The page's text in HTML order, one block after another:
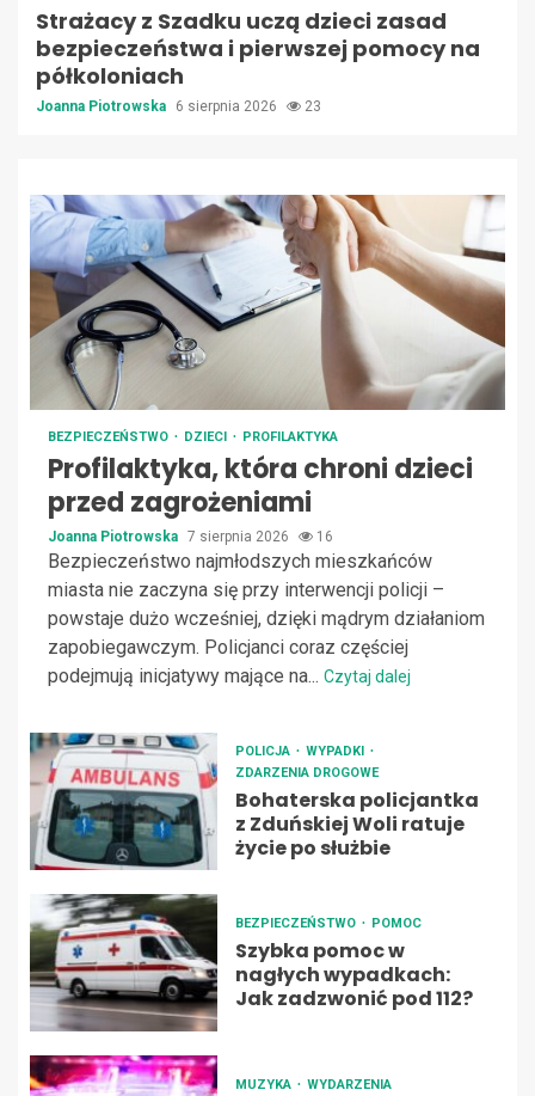
Strażacy z Szadku uczą dzieci zasad
bezpieczeństwa i pierwszej pomocy na
półkoloniach
Joanna Piotrowska 6 sierpnia 2026 23
BEZPIECZEŃSTWO DZIECI PROFILAKTYKA
Profilaktyka, która chroni dzieci
przed zagrożeniami
Joanna Piotrowska 7 sierpnia 2026 16
Bezpieczeństwo najmłodszych mieszkańców
miasta nie zaczyna się przy interwencji policji –
powstaje dużo wcześniej, dzięki mądrym działaniom
zapobiegawczym. Policjanci coraz częściej
podejmują inicjatywy mające na... Czytaj dalej
POLICJA
WYPADKI
ZDARZENIA DROGOWE
Bohaterska policjantka
z Zduńskiej Woli ratuje
życie po służbie
BEZPIECZEŃSTWO POMOC
Szybka pomoc w
nagłych wypadkach:
Jak zadzwonić pod 112?
MUZYKA WYDARZENIA